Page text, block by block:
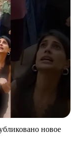
новое